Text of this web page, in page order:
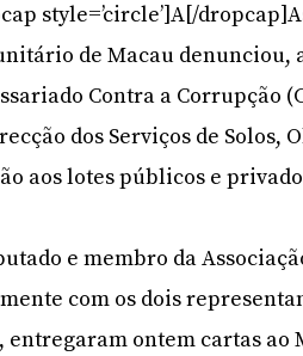
style=’circle’]A[/
de Macau denunciou,
Contra a Corrupção
dos Serviços de Solos,
aos lotes públicos e
e membro da
com os dois
entregaram ontem cartas ao